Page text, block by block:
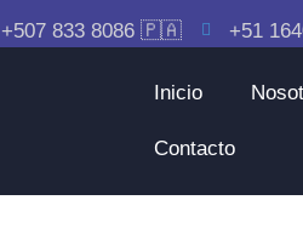
+507 833 8086 🇵🇦 +51
Inicio
Contacto